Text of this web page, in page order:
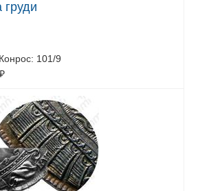
101/9
₽